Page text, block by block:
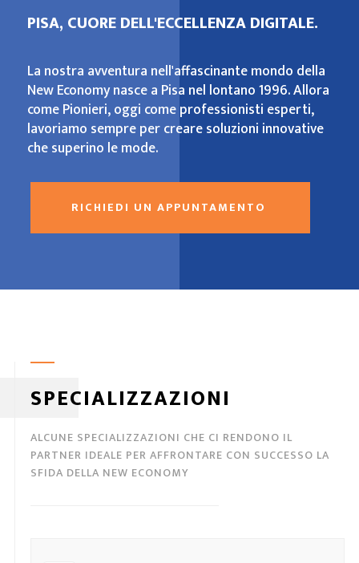
PISA, CUORE DELL'ECCELLENZA DIGITALE.
La nostra avventura nell'affascinante mondo della
New Economy nasce a Pisa nel lontano 1996. Allora
come Pionieri, oggi come professionisti esperti,
lavoriamo sempre per creare soluzioni innovative
che superino le mode.
RICHIEDI UN APPUNTAMENTO
SPECIALIZZAZIONI
ALCUNE SPECIALIZZAZIONI CHE CI RENDONO IL
PARTNER IDEALE PER AFFRONTARE CON SUCCESSO LA
SFIDA DELLA NEW ECONOMY